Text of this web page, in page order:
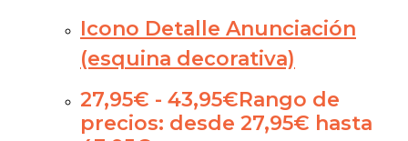
Icono Detalle Anunciación
(esquina decorativa)
27,95€ - 43,95€Rango de
precios: desde 27,95€ hasta